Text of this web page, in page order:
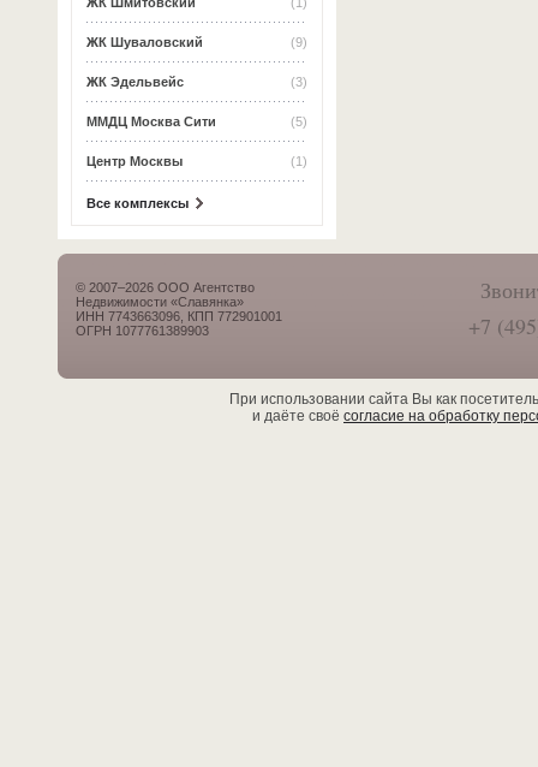
(1)
ЖК Шмитовский
(9)
ЖК Шуваловский
(3)
ЖК Эдельвейс
(5)
ММДЦ Москва Сити
(1)
Центр Москвы
Все комплексы
© 2007–2026 ООО Агентство
Недвижимости «Славянка»
ИНН 7743663096, КПП 772901001
ОГРН 1077761389903
+7
При использовании сайта Вы как
и даёте своё согласие на обработку